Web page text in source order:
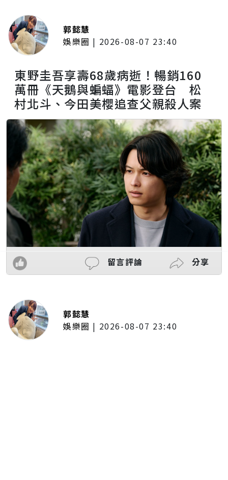
郭懿慧
娛樂圈 | 2026-08-07 23:40
東野圭吾享壽68歲病逝！暢銷160
萬冊《天鵝與蝙蝠》電影登台 松
村北斗、今田美櫻追查父親殺人案
留言評論 分享
郭懿慧
娛樂圈 | 2026-08-07 23:40